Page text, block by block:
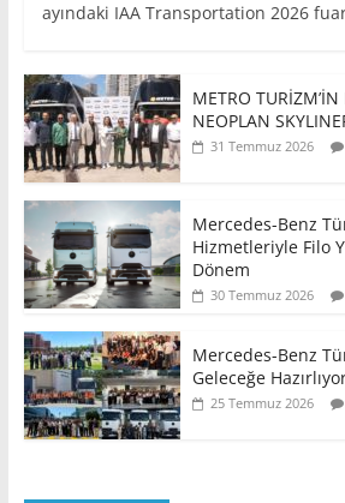
ayındaki IAA Transportation 2026
METRO
NEOPLAN
31 Temmuz 2026
Mercedes-Benz
Hizmetleriyle Filo
Dönem
30 Temmuz 2026
Mercedes-Benz
Geleceğe
25 Temmuz 2026